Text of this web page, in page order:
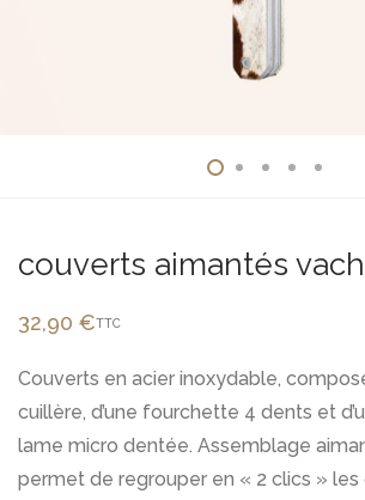
couverts aimantés
32,90 €TTC
Couverts en acier inoxydable,
cuillère, d’une fourchette 4 dents et
lame micro dentée. Assemblage
permet de regrouper en « 2 clics » les